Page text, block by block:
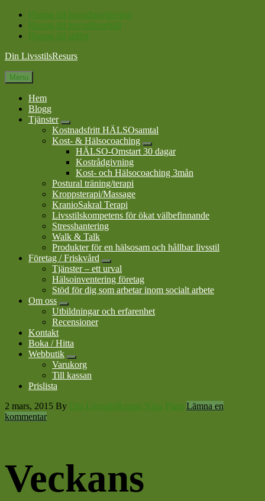
Hoppa till huvudnavigering
Hoppa till huvudinnehåll
Hoppa till sidfot
Din LivsstilsResurs
Menu
Hem
Blogg
Tjänster
Submenu
Kostnadsfritt HÄLSOsamtal
Kost- & Hälsocoaching
Submenu
HÄLSO-Omstart 30 dagar
Kostrådgivning
Kost- och Hälsocoaching 3mån
Postural träning/terapi
Kroppsterapi/Massage
KranioSakral Terapi
Livsstilskompetens för ökat välbefinnande
Stresshantering
Walk & Talk
Produkter för en hälsosam och hållbar livsstil
Företag / Friskvård
Submenu
Tjänster – ett urval
Hälsoinventering företag
Stöd för dig som arbetar inom socialt arbete
Om oss
Submenu
Utbildningar och erfarenhet
Recensioner
Kontakt
Boka / Hitta
Webbutik
Submenu
Varukorg
Till kassan
Prislista
2 mars, 2015 By Din LivsstilsResurs Nina Plato Lämna en
kommentar
Veckans